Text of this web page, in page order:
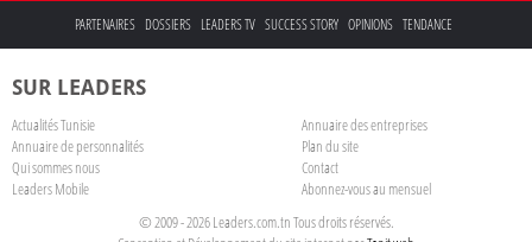
PARTENAIRES DOSSIERS LEADERS TV SUCCESS STORY OPINIONS TENDANCE
SUR LEADERS
Actualités Tunisie
Annuaire des entreprises
Annuaire de personnalités
Plan du site
Qui sommes nous
Contact
Leaders Mobile
Abonnez-vous au mensuel
© 2009 - 2026 Leaders.com.tn Tous droits réservés.